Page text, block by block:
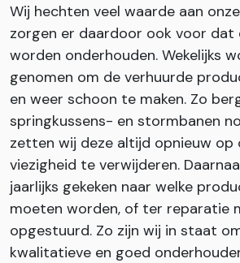
Wij hechten veel waarde aan
zorgen er daardoor ook voor dat
worden onderhouden. Wekelijks
genomen om de verhuurde
en weer schoon te maken. Zo
springkussens- en stormbanen
zetten wij deze altijd opnieuw op
viezigheid te verwijderen.
jaarlijks gekeken naar welke
moeten worden, of ter reparatie
opgestuurd. Zo zijn wij in staat
kwalitatieve en goed